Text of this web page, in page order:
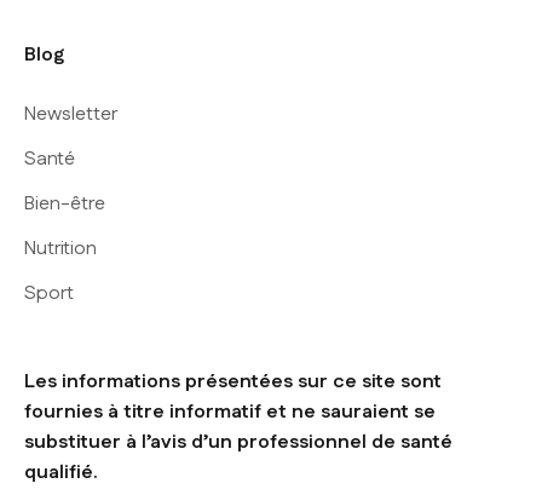
Blog
Newsletter
Santé
Bien-être
Nutrition
Sport
Les informations présentées sur ce site sont
fournies à titre informatif et ne sauraient se
substituer à l’avis d’un professionnel de santé
qualifié.